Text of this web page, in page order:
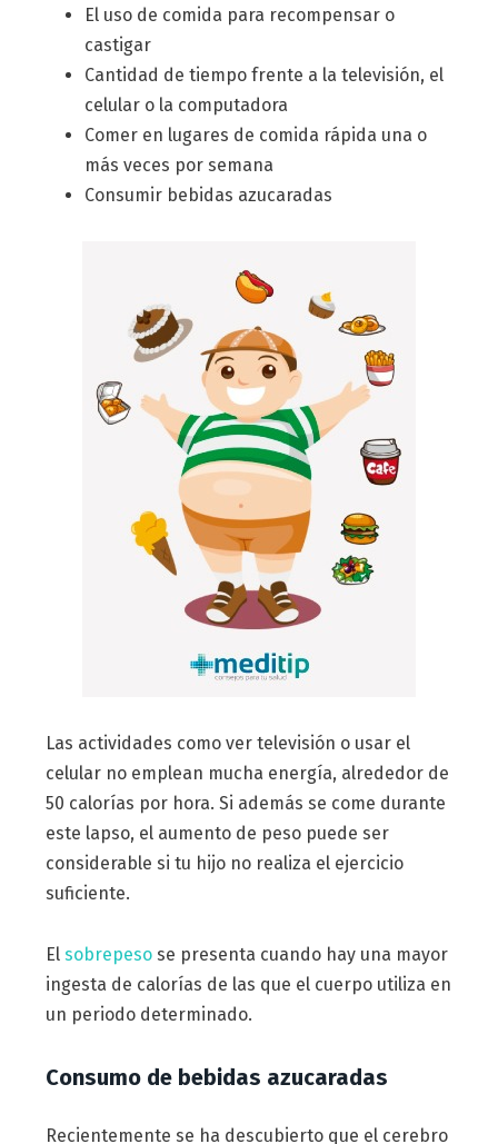
El uso de comida para recompensar o
castigar
Cantidad de tiempo frente a la televisión, el
celular o la computadora
Comer en lugares de comida rápida una o
más veces por semana
Consumir bebidas azucaradas
Las actividades como ver televisión o usar el
celular no emplean mucha energía, alrededor de
50 calorías por hora. Si además se come durante
este lapso, el aumento de peso puede ser
considerable si tu hijo no realiza el ejercicio
suficiente.
El sobrepesose presenta cuando hay una mayor
ingesta de calorías de las que el cuerpo utiliza en
un periodo determinado.
Consumo de bebidas azucaradas
Recientemente se ha descubierto que el cerebro